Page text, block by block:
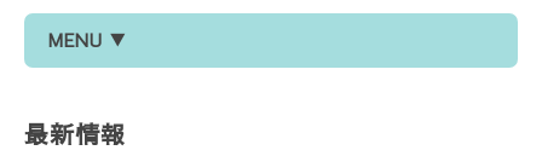
MENU ▼
最新情報